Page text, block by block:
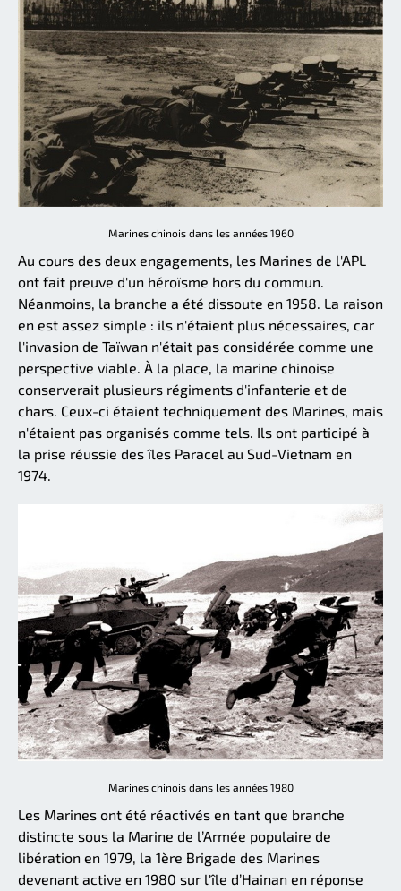
Marines chinois dans les années 1960
Au cours des deux engagements, les Marines de l'APL
ont fait preuve d'un héroïsme hors du commun.
Néanmoins, la branche a été dissoute en 1958. La raison
en est assez simple : ils n'étaient plus nécessaires, car
l'invasion de Taïwan n'était pas considérée comme une
perspective viable. À la place, la marine chinoise
conserverait plusieurs régiments d'infanterie et de
chars. Ceux-ci étaient techniquement des Marines, mais
n'étaient pas organisés comme tels. Ils ont participé à
la prise réussie des îles Paracel au Sud-Vietnam en
1974.
Marines chinois dans les années 1980
Les Marines ont été réactivés en tant que branche
distincte sous la Marine de l’Armée populaire de
libération en 1979, la 1ère Brigade des Marines
devenant active en 1980 sur l'île d’Hainan en réponse